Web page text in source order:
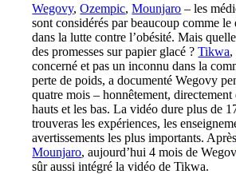
Wegovy,Ozempic,Mounjaro – les
sont considérés par beaucoup comme le
dans la lutte contre l’obésité. Mais
des promesses sur papier glacé ?Tikwa,
concerné et pas un inconnu dans la
perte de poids, a documenté Wegovy
quatre mois – honnêtement, directement
hauts et les bas. La vidéo dure plus de
trouveras les expériences, les
avertissements les plus importants.
Mounjaro, aujourd’hui 4 mois de
sûr aussi intégré la vidéo de Tikwa.